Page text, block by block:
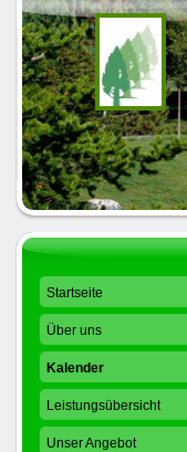
Startseite
Über uns
Kalender
Leistungsübersicht
Unser Angebot